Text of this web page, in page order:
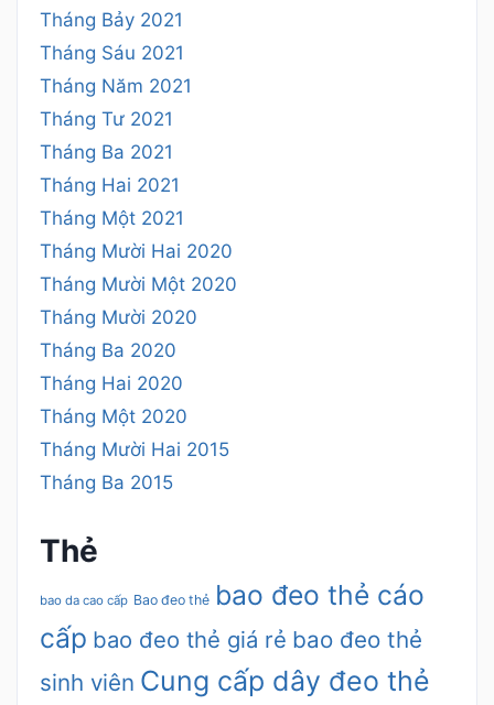
Tháng Bảy 2021
Tháng Sáu 2021
Tháng Năm 2021
Tháng Tư 2021
Tháng Ba 2021
Tháng Hai 2021
Tháng Một 2021
Tháng Mười Hai 2020
Tháng Mười Một 2020
Tháng Mười 2020
Tháng Ba 2020
Tháng Hai 2020
Tháng Một 2020
Tháng Mười Hai 2015
Tháng Ba 2015
Thẻ
bao da cao cấp Bao đeo thẻ bao đeo thẻ cáo
cấp bao đeo thẻ giá rẻ bao đeo thẻ
sinh viên Cung cấp dây đeo thẻ